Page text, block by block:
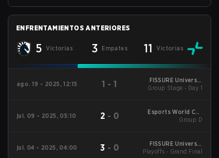
ENFRENTAMIENTOS ANTERIORES
5 Victorias 3 Empates 11 Victorias
ago. 19 - 2025, 12:15 1 - 1
FISSURE Universe:
Episode 6
Group Stage - Day 1
jul. 09 - 2025, 05:10 2 - 0
Esports World Cup
2025 Dota2
Group D
jul. 04 - 2025, 04:00 3 - 0
FISSURE Universe:
Episode 5
Playoffs - Grand Final